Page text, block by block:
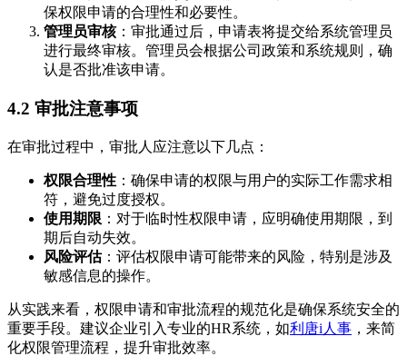
保权限申请的合理性和必要性。
管理员审核：审批通过后，申请表将提交给系统管理员
进行最终审核。管理员会根据公司政策和系统规则，确
认是否批准该申请。
4.2 审批注意事项
在审批过程中，审批人应注意以下几点：
权限合理性 ：确保申请的权限与用户的实际工作需求相
符，避免过度授权。
使用期限 ：对于临时性权限申请，应明确使用期限，到
期后自动失效。
风险评估：评估权限申请可能带来的风险，特别是涉及
敏感信息的操作。
从实践来看，权限申请和审批流程的规范化是确保系统安全的
重要手段。建议企业引入专业的HR系统，如利唐i人事 ，来简
化权限管理流程，提升审批效率。